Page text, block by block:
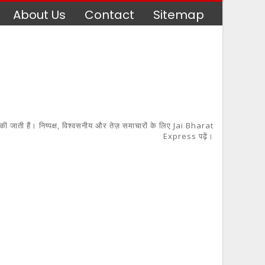
About Us Contact Sitemap
जाती हैं। निष्पक्ष, विश्वसनीय और तेज़ समाचारों के लिए Jai Bharat
Express पढ़ें।